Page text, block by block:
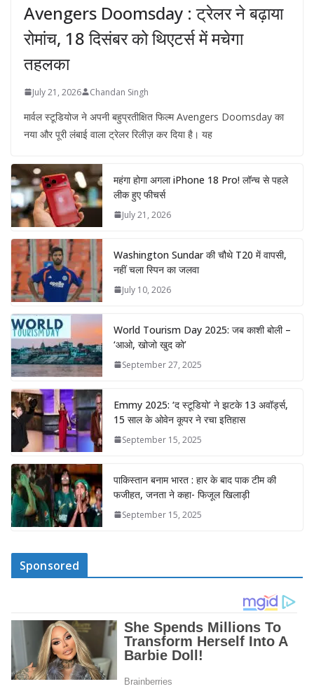
Avengers Doomsday : ट्रेलर ने बढ़ाया
रोमांच, 18 दिसंबर को थिएटर्स में मचेगा
तहलका
July 21, 2026 Chandan Singh
मार्वल स्टूडियोज ने अपनी बहुप्रतीक्षित फिल्म Avengers Doomsday का
नया और पूरी लंबाई वाला ट्रेलर रिलीज़ कर दिया है। यह
महंगा होगा अगला iPhone 18 Pro! लॉन्च से पहले
लीक हुए फीचर्स
July 21, 2026
Washington Sundar की चौथे T20 में वापसी,
नहीं चला स्पिन का जलवा
July 10, 2026
World Tourism Day 2025: जब काशी बोली –
‘आओ, खोजो खुद को’
September 27, 2025
Emmy 2025: ‘द स्टूडियो’ ने झटके 13 अवॉर्ड्स,
15 साल के ओवेन कूपर ने रचा इतिहास
September 15, 2025
पाकिस्तान बनाम भारत : हार के बाद पाक टीम की
फजीहत, जनता ने कहा- फिजूल खिलाड़ी
September 15, 2025
Sponsored